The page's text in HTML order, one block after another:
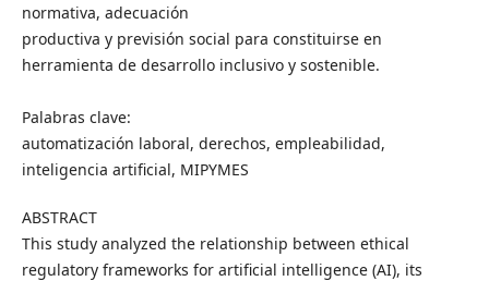
normativa, adecuación
productiva y previsión social para constituirse en
herramienta de desarrollo inclusivo y sostenible.
Palabras clave:
automatización laboral, derechos, empleabilidad,
inteligencia artificial, MIPYMES
ABSTRACT
This study analyzed the relationship between ethical
regulatory frameworks for artificial intelligence (AI), its